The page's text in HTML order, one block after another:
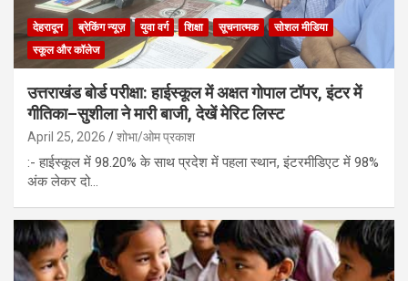
देहरादून ब्रेकिंग न्यूज़ युवा वर्ग शिक्षा सूचनात्मक
सोशल मीडिया
स्कूल और कॉलेज
उत्तराखंड बोर्ड परीक्षा: हाईस्कूल में अक्षत गोपाल टॉपर, इंटर में
गीतिका–सुशीला ने मारी बाजी, देखें मेरिट लिस्ट
April 25, 2026 शोभा/ओम प्रकाश
:- हाईस्कूल में 98.20% के साथ प्रदेश में पहला स्थान, इंटरमीडिएट में 98%
अंक लेकर दो…